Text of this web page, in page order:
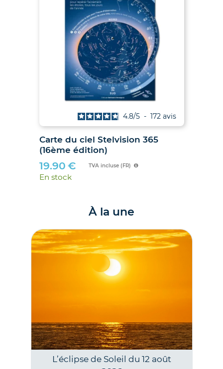
Carte du ciel Stelvision 365
(16ème édition)
4.8/5 - 172 avis
19.90 € TVA incluse (FR)
En stock
À la une
L’éclipse de Soleil du 12 août